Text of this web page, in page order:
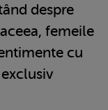
despre
femeile
cu